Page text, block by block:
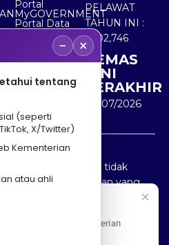
Portal
MyGOVERNMENT
Portal Data
Terbuka
Sektor Awam
PELAWAT
TAHUN INI :
5,502,746
KEMAS
KINI
TERAKHIR
30/07/2026
dan Kementerian
(MOTAC) adalah tidak
atau kerugian yang
mana-mana maklumat
− ×
tentang
(seperti
X/Twitter)
Kementerian
atau ahli
ke Portal Rasmi Kementerian